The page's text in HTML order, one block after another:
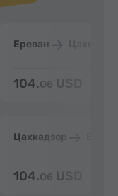
Ереван
104.06 USD
Цахкадзор
104.06 USD